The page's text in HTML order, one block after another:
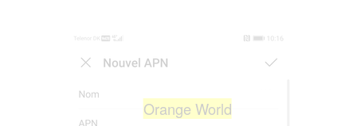
Orange World